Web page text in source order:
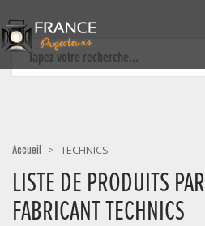
Accueil > TECHNICS
LISTE DE PRODUITS PAR
FABRICANT TECHNICS